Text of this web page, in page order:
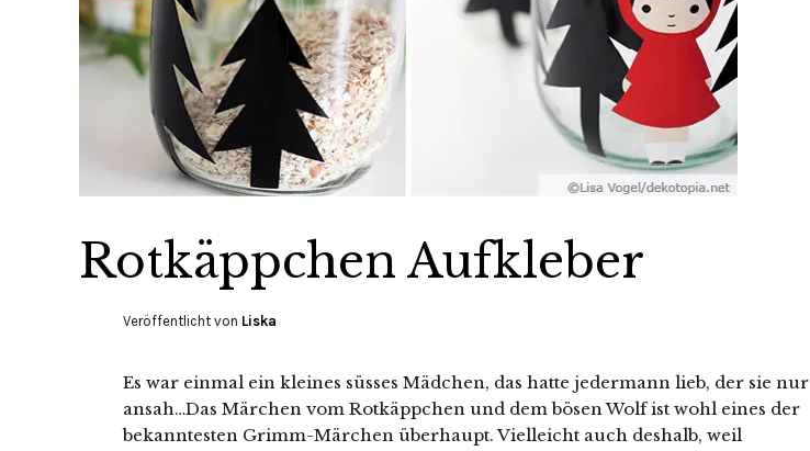
Rotkäppchen Aufkleber
Veröffentlicht von Liska
Es war einmal ein kleines süsses Mädchen, das hatte jedermann lieb, der sie nur
ansah…Das Märchen vom Rotkäppchen und dem bösen Wolf ist wohl eines der
bekanntesten Grimm-Märchen überhaupt. Vielleicht auch deshalb, weil